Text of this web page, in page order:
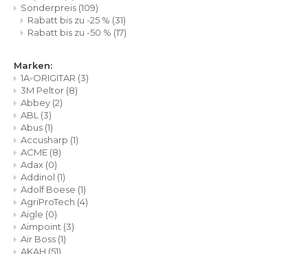
Sonderpreis (109)
Rabatt bis zu -25 % (31)
Rabatt bis zu -50 % (17)
Marken:
1A-ORIGITAR (3)
3M Peltor (8)
Abbey (2)
ABL (3)
Abus (1)
Accusharp (1)
ACME (8)
Adax (0)
Addinol (1)
Adolf Boese (1)
AgriProTech (4)
Aigle (0)
Aimpoint (3)
Air Boss (1)
AKAH (51)